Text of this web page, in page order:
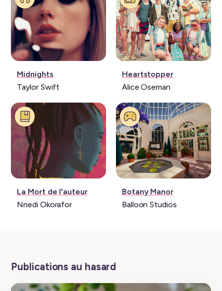
Musique:
Midnights
Taylor Swift
Série:
Heartstopper
Alice Oseman
Livre:
La Mort de l'auteur
Nnedi Okorafor
Jeu
vidéo:
Botany Manor
Balloon Studios
Publications au hasard